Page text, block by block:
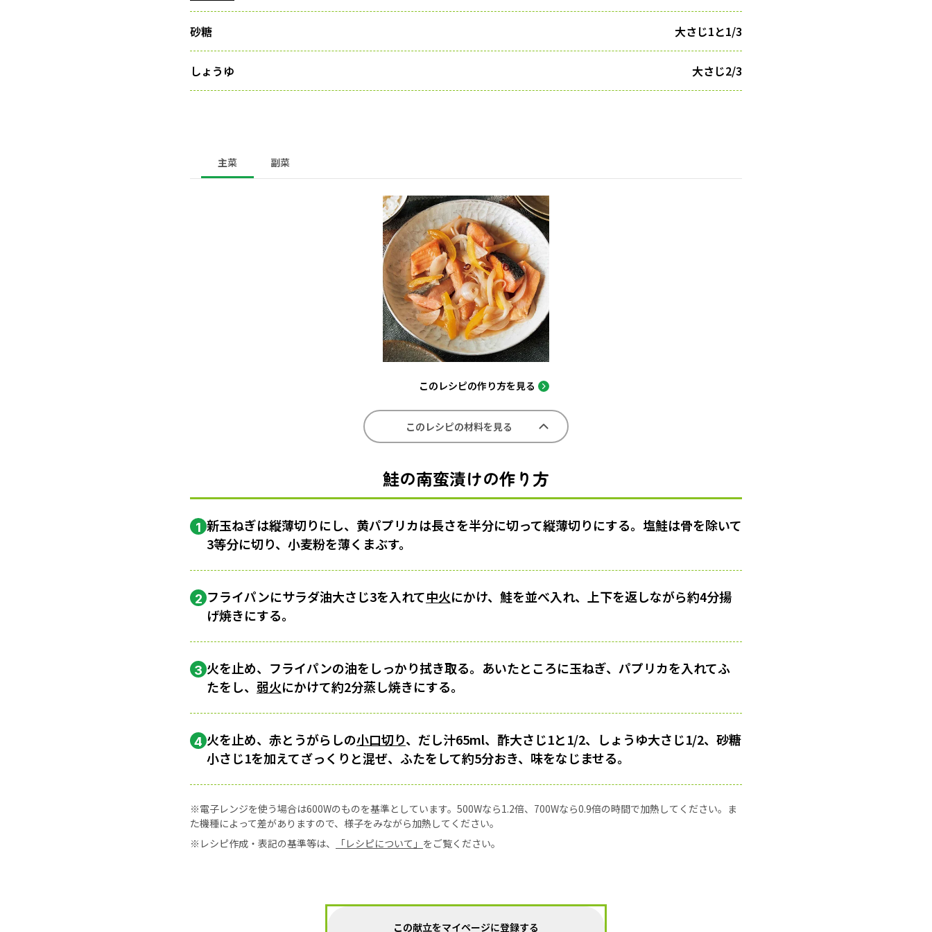
砂糖 大さじ1と1/3
しょうゆ 大さじ2/3
主菜 副菜
このレシピの作り方を見る
このレシピの材料を見る
鮭の南蛮漬けの作り方
1 新玉ねぎは縦薄切りにし、黄パプリカは長さを半分に切って縦薄切りにする。塩鮭は骨を除いて
3等分に切り、小麦粉を薄くまぶす。
2 フライパンにサラダ油大さじ3を入れて中火にかけ、鮭を並べ入れ、上下を返しながら約4分揚
げ焼きにする。
3 火を止め、フライパンの油をしっかり拭き取る。あいたところに玉ねぎ、パプリカを入れてふ
たをし、 弱火にかけて約2分蒸し焼きにする。
4 火を止め、赤とうがらしの小口切り、だし汁65ml、酢大さじ1と1/2、しょうゆ大さじ1/2、砂糖
小さじ1を加えてざっくりと混ぜ、ふたをして約5分おき、味をなじませる。
※電子レンジを使う場合は600Wのものを基準としています。500Wなら1.2倍、700Wなら0.9倍の時間で加熱してください。ま
た機種によって差がありますので、様子をみながら加熱してください。
※レシピ作成・表記の基準等は、
「レシピについて」 をご覧ください。
この献立をマイページに登録する